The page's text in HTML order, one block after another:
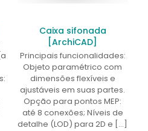
Caixa sifonada
[ArchiCAD]
Principais funcionalidades:
Objeto paramétrico com
dimensões flexíveis e
ajustáveis em suas partes.
Opção para pontos MEP:
até 8 conexões; Níveis de
detalhe (LOD) para 2D e […]